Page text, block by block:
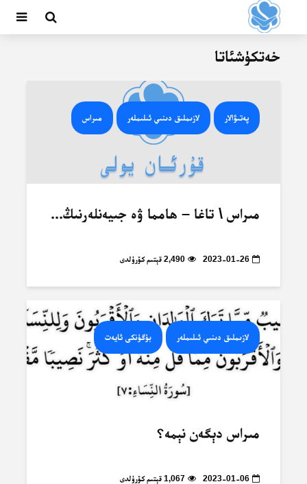
خەتكۈشئاتا
پەتىۋالار لازىملىق دىنىي ئىلىملەر مىراس
مىراس \ تاغا – ھامما ۋە جىيەنلەرنىڭ...
2023-01-26 2,490 قېتىم كۆرۈلدى
لازىملىق دىنىي ئىلىملەر بۈگۈنكى ئايەت
مىراس دېگەن نېمە؟
2023-01-06 1,067 قېتىم كۆرۈلدى